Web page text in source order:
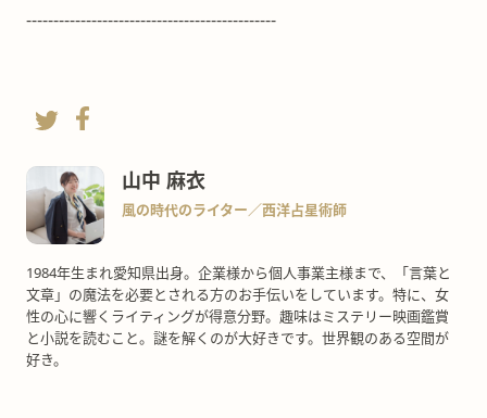
----------------------------------------------
山中 麻衣
風の時代のライター／西洋占星術師
1984年生まれ愛知県出身。企業様から個人事業主様まで、「言葉と
文章」の魔法を必要とされる方のお手伝いをしています。特に、女
性の心に響くライティングが得意分野。趣味はミステリー映画鑑賞
と小説を読むこと。謎を解くのが大好きです。世界観のある空間が
好き。